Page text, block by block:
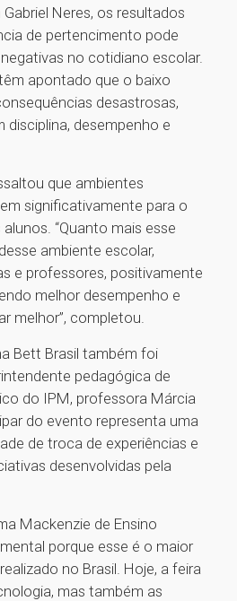
Neres, os resultados
de pertencimento pode
no cotidiano escolar.
apontado que o baixo
desastrosas,
desempenho e
que ambientes
significativamente para o
“Quanto mais esse
ambiente escolar,
e professores, positivamente
melhor desempenho e
melhor”, completou.
Bett Brasil também foi
pedagógica de
do IPM, professora Márcia
do evento representa uma
de troca de experiências e
desenvolvidas pela
Mackenzie de Ensino
porque esse é o maior
no Brasil. Hoje, a feira
mas também as